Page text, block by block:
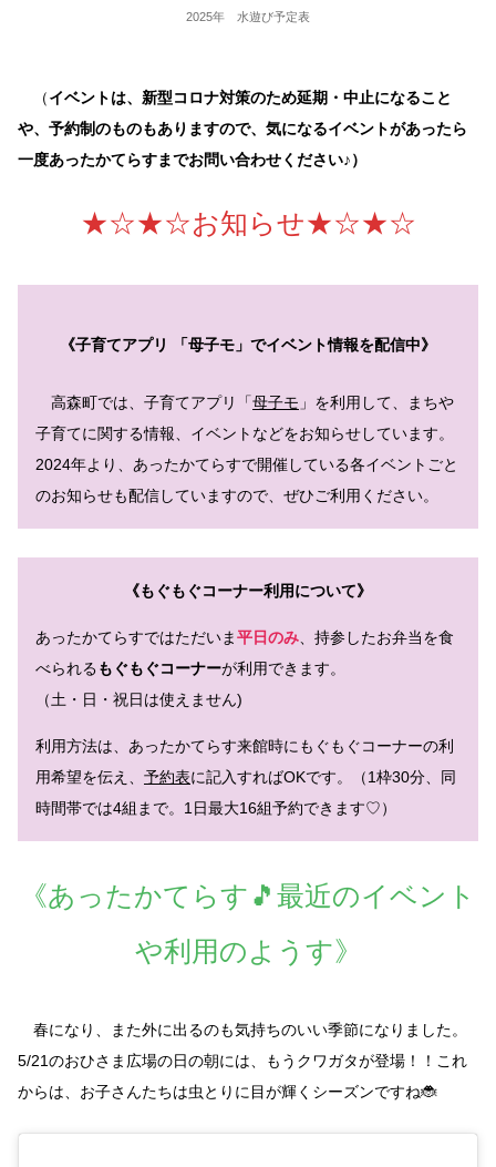
2025年 水遊び予定表
（イベントは、新型コロナ対策のため延期・中止になること
や、予約制のものもありますので、気になるイベントがあったら
一度あったかてらすまでお問い合わせください♪）
★☆★☆お知らせ★☆★☆
《子育てアプリ 「母子モ」でイベント情報を配信中》
高森町では、子育てアプリ「母子モ 」を利用して、まちや
子育てに関する情報、イベントなどをお知らせしています。
2024年より、あったかてらすで開催している各イベントごと
のお知らせも配信していますので、ぜひご利用ください。
《もぐもぐコーナー利用について》
あったかてらすではただいま平日のみ 、持参したお弁当を食
べられるもぐもぐコーナーが利用できます。
（土・日・祝日は使えません)
利用方法は、あったかてらす来館時にもぐもぐコーナーの利
用希望を伝え、 予約表に記入すればOKです。（1枠30分、同
時間帯では4組まで。1日最大16組予約できます♡）
《あったかてらす🎵最近のイベント
や利用のようす》
春になり、また外に出るのも気持ちのいい季節になりました。
5/21のおひさま広場の日の朝には、もうクワガタが登場！！これ
からは、お子さんたちは虫とりに目が輝くシーズンですね🐞